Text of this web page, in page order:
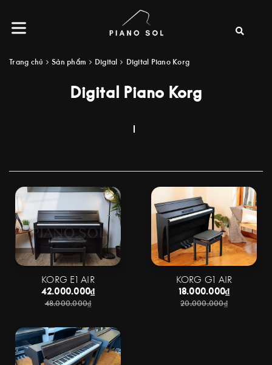
Trang chủ Sản phẩm Digital Digital Piano Korg
Digital Piano Korg
KORG E1 AIR
42.000.000₫
48.000.000₫
KORG G1 AIR
18.000.000₫
20.000.000₫